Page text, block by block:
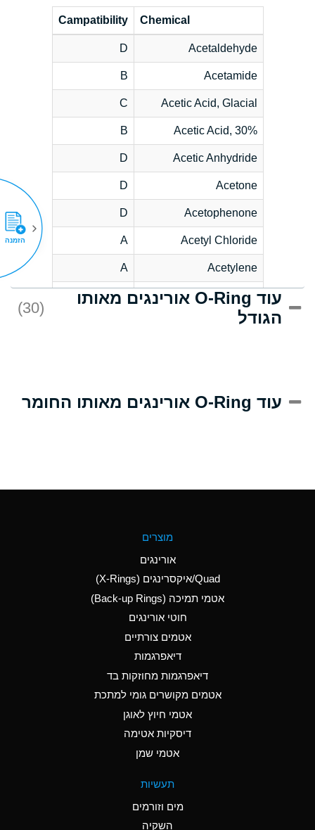
Chemical
Campatibility
Acetaldehyde
D
Acetamide
B
Acetic Acid, Glacial
C
Acetic Acid, 30%
B
Acetic Anhydride
D
Acetone
D
Acetophenone
D
Acetyl Chloride
A
Acetylene
A
Acrlylonitrile
C
Adipic Acid
(Aqueous)
Aluminum Nitrate
(Aqueous)
Aluminum Phosphate
Ammonia Anhydrous
D
Ammonia Gas (cold)
D
Ammonia Gas (hot)
עוד O-Ring אורינגים מאותו
הגודל
(30)
עוד O-Ring אורינגים מאותו החומר
מוצרים
אורינגים
Quad/איקסרינגים (X-Rings)
אטמי תמיכה (Back-up Rings)
חוטי אורינגים
אטמים צורתיים
דיאפרגמות
דיאפרגמות מחוזקות בד
אטמים מקושרים גומי למתכת
אטמי חיוץ לאוגן
דיסקיות אטימה
אטמי שמן
תעשיות
מים וזורמים
השקיה
הזמנה